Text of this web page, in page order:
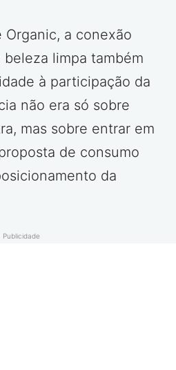
Organic, a conexão
limpa também
à participação da
não era só sobre
mas sobre entrar em
de consumo
da
Publicidade